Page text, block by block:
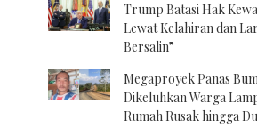
Trump Batasi Hak
Lewat Kelahiran dan
Bersalin”
Megaproyek Panas
Dikeluhkan Warga
Rumah Rusak hingga